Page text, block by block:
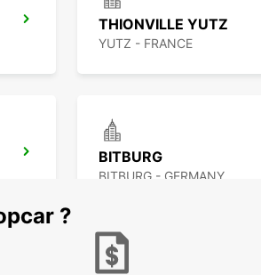
THIONVILLE YUTZ
YUTZ - FRANCE
BITBURG
BITBURG - GERMANY
?